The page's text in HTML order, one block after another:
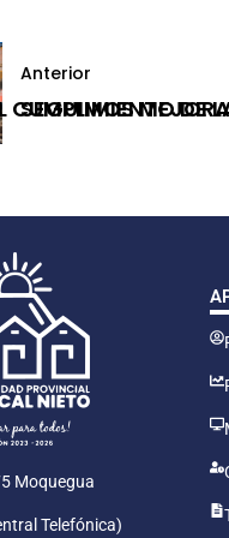
Anterior
SEGUIMOS DE
Moquegua
Telefónica)